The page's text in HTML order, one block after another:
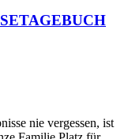
nie vergessen, ist